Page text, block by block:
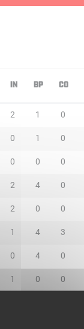
IN BP CO
2 1 0
0 1 0
0 0 0
2 4 0
2 0 0
1 4 3
0 4 0
1 0 0